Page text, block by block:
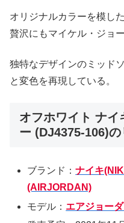
オリジナルカラーを模し
贅沢にもマイケル・ジョ
独特なデザインのミッド
と変色を再現している。
オフホワイト ナイ
ー (DJ4375-106)
ブランド：ナイキ
(AIRJORDAN)
モデル： エアジョー